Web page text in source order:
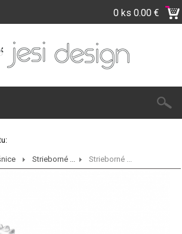
0 ks 0.00 €
Strieborné ... Strieborné ...